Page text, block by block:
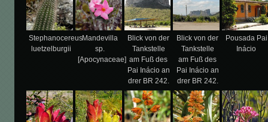
Stephanocereus
luetzelburgii
Mandevilla
sp.
[Apocynaceae]
Blick von der
Tankstelle
am Fuß des
Pai Inácio an
drer BR 242.
Blick von der
Tankstelle
am Fuß des
Pai Inácio an
drer BR 242.
Pousada Pai
Inácio